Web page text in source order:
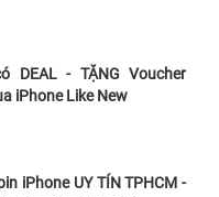
DEAL - TẶNG Voucher
iPhone Like New
iPhone UY TÍN TPHCM -